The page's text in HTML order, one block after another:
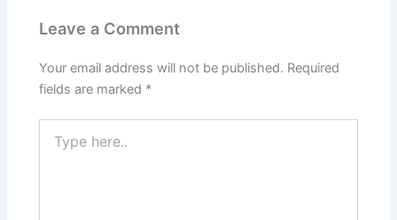
Leave a Comment
Your email address will not be published. Required
fields are marked *
here..